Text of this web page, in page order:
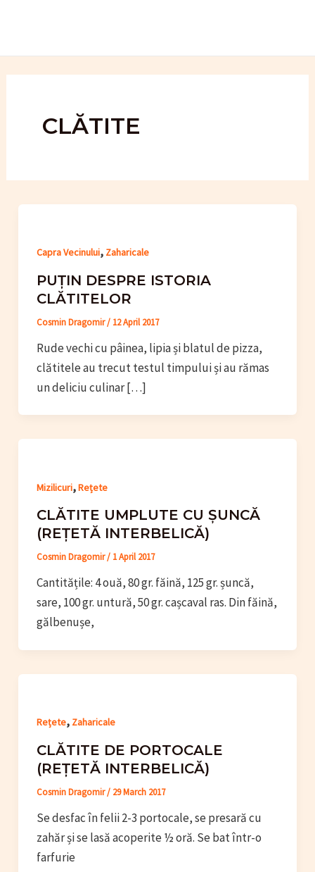
CLĂTITE
Capra Vecinului, Zaharicale
PUȚIN DESPRE ISTORIA
CLĂTITELOR
Cosmin Dragomir/ 12 April 2017
Rude vechi cu pâinea, lipia și blatul de pizza,
clătitele au trecut testul timpului și au rămas
un deliciu culinar […]
Mizilicuri,Rețete
CLĂTITE UMPLUTE CU ȘUNCĂ
(REȚETĂ INTERBELICĂ)
Cosmin Dragomir/ 1 April 2017
Cantitățile: 4 ouă, 80 gr. făină, 125 gr. șuncă,
sare, 100 gr. untură, 50 gr. cașcaval ras. Din făină,
gălbenușe,
Rețete, Zaharicale
CLĂTITE DE PORTOCALE
(REȚETĂ INTERBELICĂ)
Cosmin Dragomir/ 29 March 2017
Se desfac în felii 2-3 portocale, se presară cu
zahăr și se lasă acoperite ½ oră. Se bat într-o
farfurie